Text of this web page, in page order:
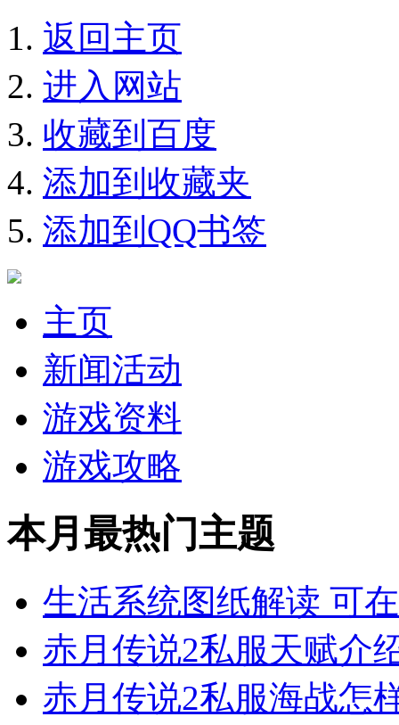
返回主页
进入网站
收藏到百度
添加到收藏夹
添加到QQ书签
主页
新闻活动
游戏资料
游戏攻略
本月最热门主题
生活系统图纸解读 可
赤月传说2私服天赋介
赤月传说2私服海战怎